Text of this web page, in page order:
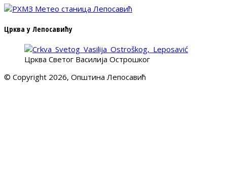
Црква у Лепосавићу
Црква Светог Василија Острошког
© Copyright 2026, Општина Лепосавић